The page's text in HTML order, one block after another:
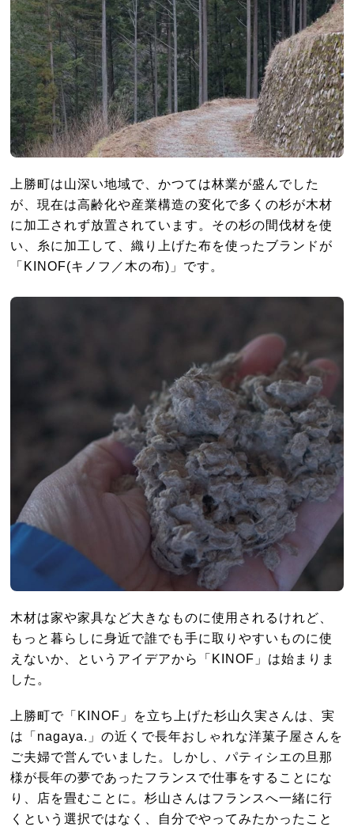
上勝町は山深い地域で、かつては林業が盛んでした
が、現在は高齢化や産業構造の変化で多くの杉が木材
に加工されず放置されています。その杉の間伐材を使
い、糸に加工して、織り上げた布を使ったブランドが
「KINOF(キノフ／木の布)」です。
木材は家や家具など大きなものに使用されるけれど、
もっと暮らしに身近で誰でも手に取りやすいものに使
えないか、というアイデアから「KINOF」は始まりま
した。
上勝町で「KINOF」を立ち上げた杉山久実さんは、実
は「nagaya.」の近くで長年おしゃれな洋菓子屋さんを
ご夫婦で営んでいました。しかし、パティシエの旦那
様が長年の夢であったフランスで仕事をすることにな
り、店を畳むことに。杉山さんはフランスへ一緒に行
くという選択ではなく、自分でやってみたかったこと